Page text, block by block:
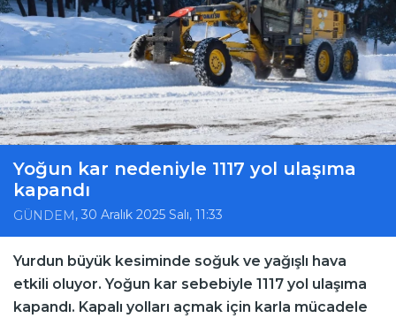
Yoğun kar nedeniyle 1117 yol ulaşıma
kapandı
GÜNDEM, 30 Aralık 2025 Salı, 11:33
Yurdun büyük kesiminde soğuk ve yağışlı hava
etkili oluyor. Yoğun kar sebebiyle 1117 yol ulaşıma
kapandı. Kapalı yolları açmak için karla mücadele